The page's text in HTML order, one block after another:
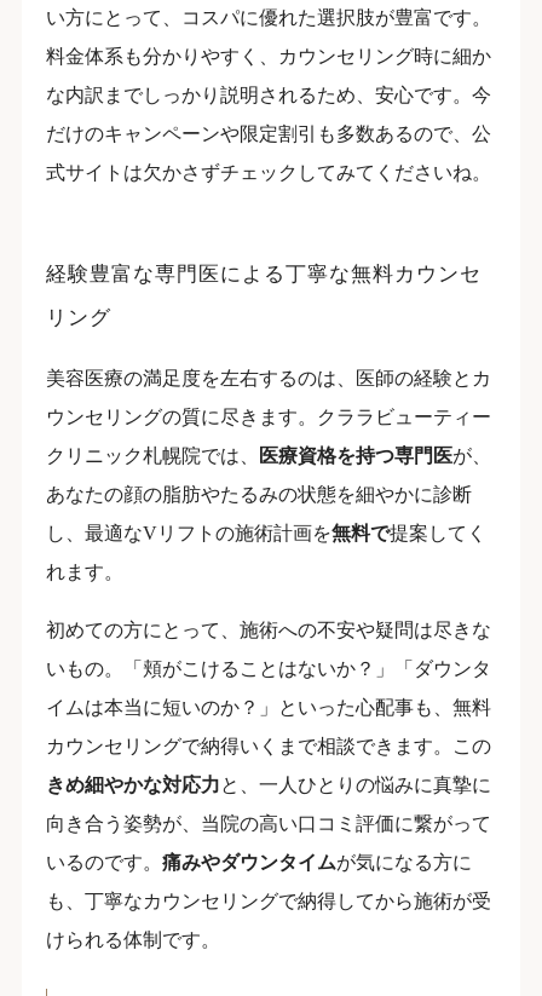
い方にとって、コスパに優れた選択肢が豊富です。
料金体系も分かりやすく、カウンセリング時に細か
な内訳までしっかり説明されるため、安心です。今
だけのキャンペーンや限定割引も多数あるので、公
式サイトは欠かさずチェックしてみてくださいね。
経験豊富な専門医による丁寧な無料カウンセ
リング
美容医療の満足度を左右するのは、医師の経験とカ
ウンセリングの質に尽きます。クララビューティー
クリニック札幌院では、
医療資格を持つ専門医が、
あなたの顔の脂肪やたるみの状態を細やかに診断
し、最適なVリフトの施術計画を無料で提案してく
れます。
初めての方にとって、施術への不安や疑問は尽きな
いもの。「頬がこけることはないか？」「ダウンタ
イムは本当に短いのか？」といった心配事も、無料
カウンセリングで納得いくまで相談できます。この
きめ細やかな対応力と、一人ひとりの悩みに真摯に
向き合う姿勢が、当院の高い口コミ評価に繋がって
いるのです。 痛みやダウンタイムが気になる方に
も、丁寧なカウンセリングで納得してから施術が受
けられる体制です。